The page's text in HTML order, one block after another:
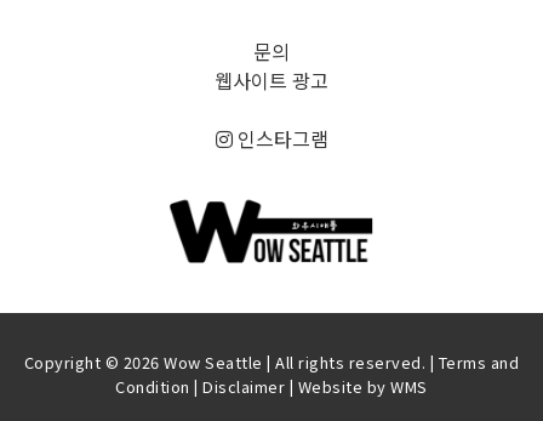
문의
웹사이트 광고
인스타그램
Copyright © 2026 Wow Seattle | All rights reserved. | Terms and
Condition |Disclaimer | Website byWMS